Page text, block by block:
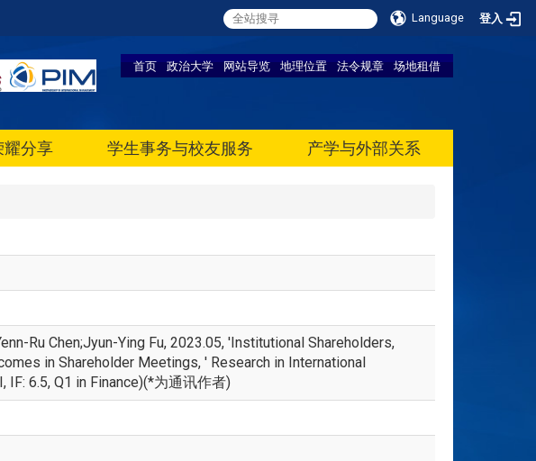
Language 登入
首页 政治大学 网站导览 地理位置 法令规章 场地租借
耀分享 学生事务与校友服务 产学与外部关系
Ru Chen;Jyun-Ying Fu, 2023.05, 'Institutional Shareholders,
in Shareholder Meetings, ' Research in International
IF: 6.5, Q1 in Finance)(*为通讯作者)